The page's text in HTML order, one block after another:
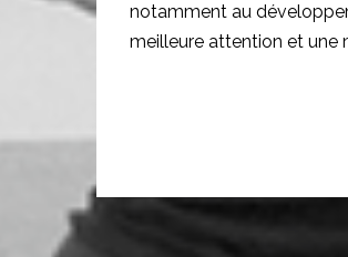
notamment au
meilleure attention et une